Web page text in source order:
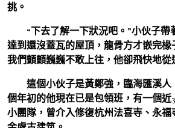
挑。
“下去了解一下狀況吧。”小伙子帶
達到還沒蓋瓦的屋頂，龍骨方才嵌完椽
我們顫顫巍巍不敢上往，他卻飛快地從
這個小伙子是黃鄭強，臨海匯溪人
個年初的他現在已是包領班，有一個近
小團隊，曾介入修復杭州法喜寺、永福